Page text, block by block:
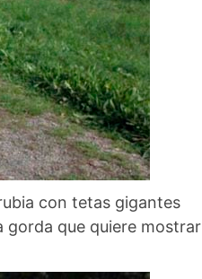
con tetas gigantes
gorda que quiere mostrar